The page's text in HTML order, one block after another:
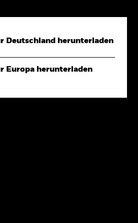
Deutschland herunterladen
Europa herunterladen